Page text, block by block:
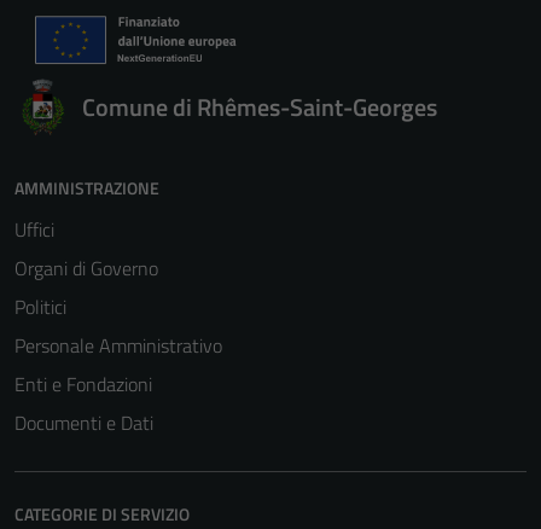
Comune di Rhêmes-Saint-Georges
AMMINISTRAZIONE
Uffici
Organi di Governo
Politici
Personale Amministrativo
Enti e Fondazioni
Documenti e Dati
CATEGORIE DI SERVIZIO